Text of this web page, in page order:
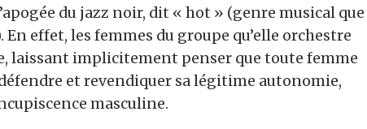
du jazz noir, dit « hot » (genre musical que
effet, les femmes du groupe qu’elle orchestre
laissant implicitement penser que toute femme
et revendiquer sa légitime autonomie,
masculine.